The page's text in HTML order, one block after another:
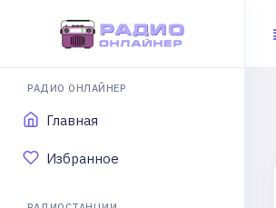
РАДИО ОНЛАЙНЕР
Главная
Избранное